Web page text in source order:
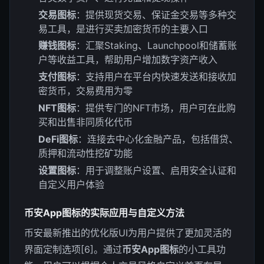
交易图标：提供现货交易、保证金交易等多种交
易工具，是进行买卖加密货币的主要入口
赚钱图标：汇聚Staking、Launchpool和储蓄账
户等收益工具，帮助用户增加数字资产收入
支付图标：支持用户在平台内快速发送和接收加
密货币，交易费用为零
NFT图标：提供专门的NFT市场，用户可在此购
买和出售非同质化代币
DeFi图标：连接去中心化金融产品，包括借贷、
质押和流动性挖矿功能
设置图标：用于调整账户设置、启用安全认证和
自定义用户体验
币安App图标的实际应用与自定义方法
币安最新推出的优化版UI为用户提供了更加灵活的
界面定制选项[6]。通过币安App图标的小工具功